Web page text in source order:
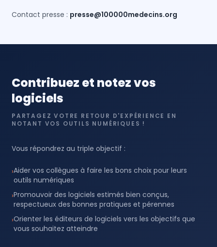
Contact presse : presse@100000medecins.org
Contribuez et notez vos
logiciels
PARTAGEZ VOTRE RETOUR D'EXPÉRIENCE EN
NOTANT VOS OUTILS NUMÉRIQUES !
Vous répondrez au triple objectif :
›Aider vos collègues à faire les bons choix pour leurs
outils numériques
›Promouvoir des logiciels estimés bien conçus,
respectueux des bonnes pratiques et pérennes
›Orienter les éditeurs de logiciels vers les objectifs que
vous souhaitez atteindre